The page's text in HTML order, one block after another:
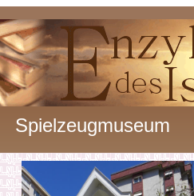
Spielzeugmuseum